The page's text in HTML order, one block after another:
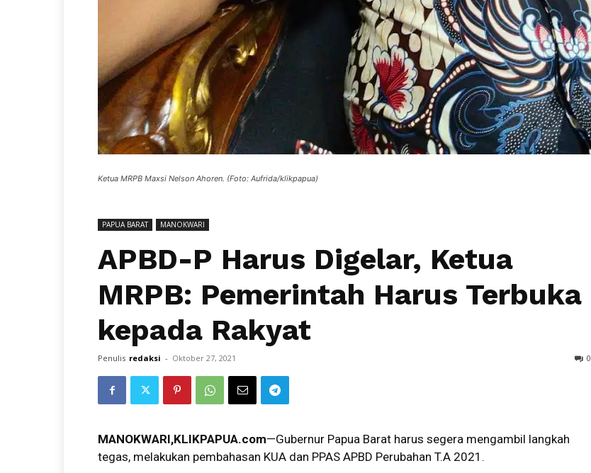
Ketua MRPB Maxsi Nelson Ahoren. (Foto: Aufrida/klikpapua)
PAPUA BARAT MANOKWARI
APBD-P Harus Digelar, Ketua
MRPB: Pemerintah Harus Terbuka
kepada Rakyat
Penulis redaksi - Oktober 27, 2021 0
MANOKWARI,KLIKPAPUA.com—Gubernur Papua Barat harus segera mengambil langkah
tegas, melakukan pembahasan KUA dan PPAS APBD Perubahan T.A 2021.